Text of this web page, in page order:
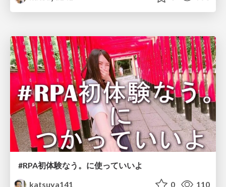
#RPA初体験なう。に使っていいよ
katsuya141
0 110